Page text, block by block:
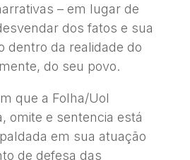
– em lugar de
dos fatos e sua
dentro da realidade do
do seu povo.
que a Folha/Uol
omite e sentencia está
em sua atuação
de defesa das